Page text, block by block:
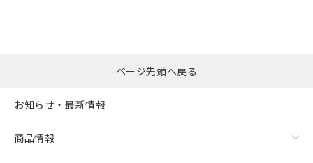
ページ先頭へ戻る
お知らせ・最新情報
商品情報